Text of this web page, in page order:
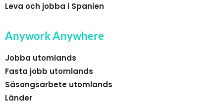
Leva och jobba i Spanien
Anywork Anywhere
Jobba utomlands
Fasta jobb utomlands
Säsongsarbete utomlands
Länder